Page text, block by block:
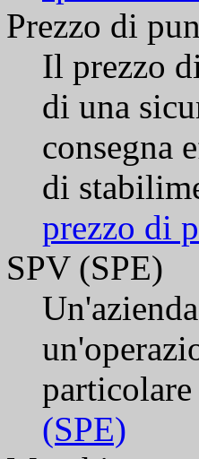
Prezzo di
Il prezzo
di una
consegna
di
prezzo di
SPV (SPE)
(SPE)